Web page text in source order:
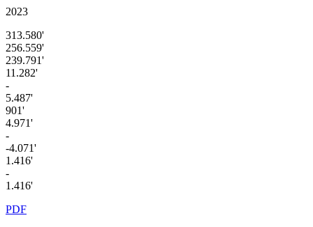
2023
313.580'
256.559'
239.791'
11.282'
-
5.487'
901'
4.971'
-
-4.071'
1.416'
-
1.416'
PDF